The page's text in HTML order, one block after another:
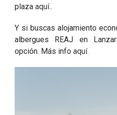
plaza aquí..
Y si buscas alojamiento
albergues REAJ en
opción. Más info aquí.